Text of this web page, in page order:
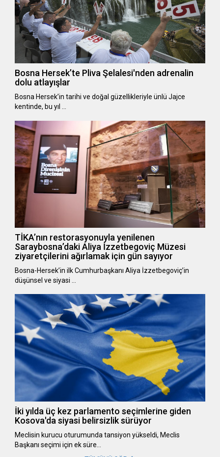
Bosna Hersek’te Pliva Şelalesi'nden adrenalin
dolu atlayışlar
Bosna Hersek’in tarihi ve doğal güzellikleriyle ünlü Jajce
kentinde, bu yıl …
TİKA’nın restorasyonuyla yenilenen
Saraybosna’daki Aliya İzzetbegoviç Müzesi
ziyaretçilerini ağırlamak için gün sayıyor
Bosna-Hersek’in ilk Cumhurbaşkanı Aliya İzzetbegoviç’in
düşünsel ve siyasi …
İki yılda üç kez parlamento seçimlerine giden
Kosova'da siyasi belirsizlik sürüyor
Meclisin kurucu oturumunda tansiyon yükseldi, Meclis
Başkanı seçimi için ek süre…